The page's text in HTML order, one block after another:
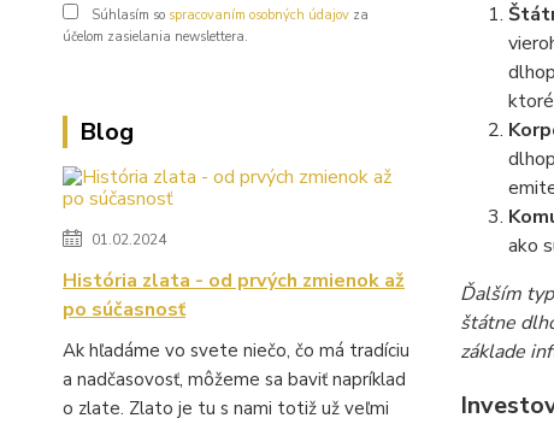
Súhlasím so spracovaním osobných údajov za
účelom zasielania newslettera.
Blog
01.02.2024
História zlata - od prvých zmienok až
po súčasnosť
Ak hľadáme vo svete niečo, čo má tradíciu
a nadčasovosť, môžeme sa baviť napríklad
o zlate. Zlato je tu s nami totiž už veľmi
ako
Ďalším
štátne
základe